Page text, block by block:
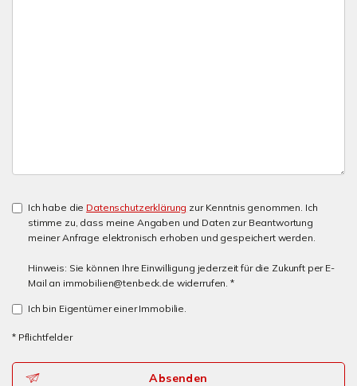
Ich habe die Datenschutzerklärung zur Kenntnis genommen. Ich
stimme zu, dass meine Angaben und Daten zur Beantwortung
meiner Anfrage elektronisch erhoben und gespeichert werden.
Hinweis: Sie können Ihre Einwilligung jederzeit für die Zukunft per E-
Mail an immobilien@tenbeck.de widerrufen. *
Ich bin Eigentümer einer Immobilie.
* Pflichtfelder
Absenden